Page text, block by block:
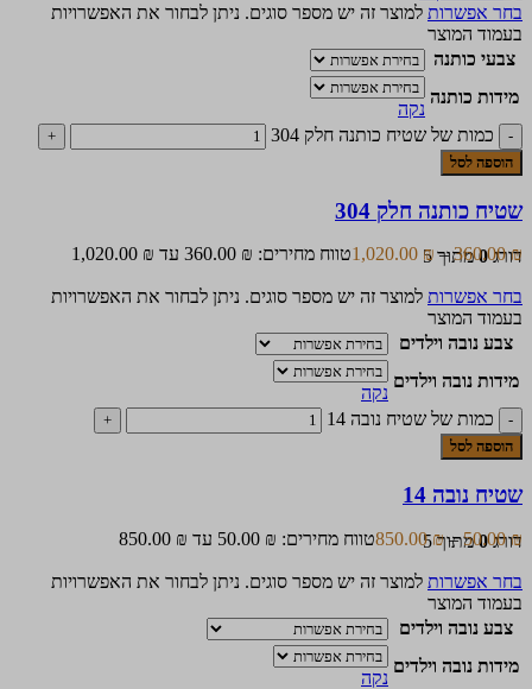
בחר אפשרות למוצר זה יש מספר סוגים. ניתן לבחור את האפשרויות
בעמוד המוצר
צבעי כותנה
מידות כותנה
נקה
כמות של שטיח כותנה חלק 304
הוספה לסל
שטיח כותנה חלק 304
דורג0מתוך 5360.00₪
–
1,020.00 ₪ טווח מחירים: ⁦360.00 ₪⁩ עד ⁦1,020.00 ₪⁩
בחר אפשרות למוצר זה יש מספר סוגים. ניתן לבחור את האפשרויות
בעמוד המוצר
צבע נובה וילדים
מידות נובה וילדים
נקה
כמות של שטיח נובה 14
הוספה לסל
שטיח נובה 14
דורג0מתוך 550.00₪
–
850.00₪ טווח מחירים: ⁦50.00 ₪⁩ עד ⁦850.00 ₪⁩
בחר אפשרות למוצר זה יש מספר סוגים. ניתן לבחור את האפשרויות
בעמוד המוצר
צבע נובה וילדים
מידות נובה וילדים
נקה